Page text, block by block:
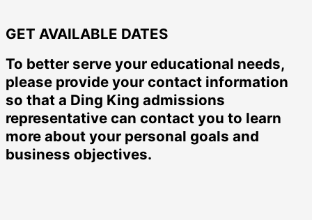
GET AVAILABLE DATES
To better serve your educational needs,
please provide your contact information
so that a Ding King admissions
representative can contact you to learn
more about your personal goals and
business objectives.